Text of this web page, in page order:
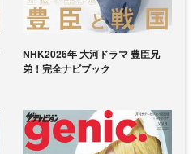
NHK2026年 大河ドラマ 豊臣兄
弟！完全ナビブック